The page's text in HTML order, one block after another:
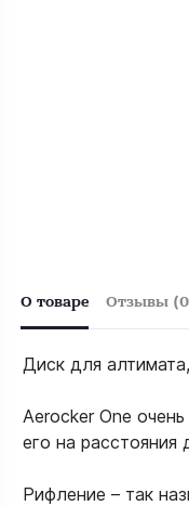
О товаре Отзывы
Диск для
Aerocker One
его на
Рифление – так